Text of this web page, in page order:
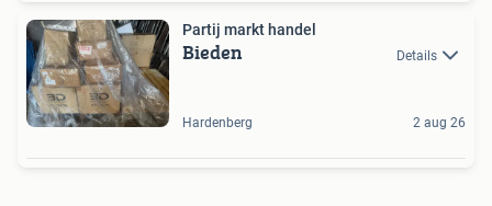
Partij markt handel
Bieden Details
Hardenberg 2 aug 26